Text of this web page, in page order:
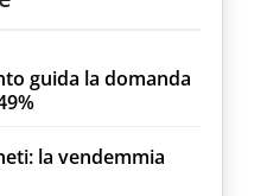
guida la domanda
la vendemmia